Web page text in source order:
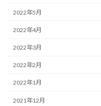
2022年5月
2022年4月
2022年3月
2022年2月
2022年1月
2021年12月